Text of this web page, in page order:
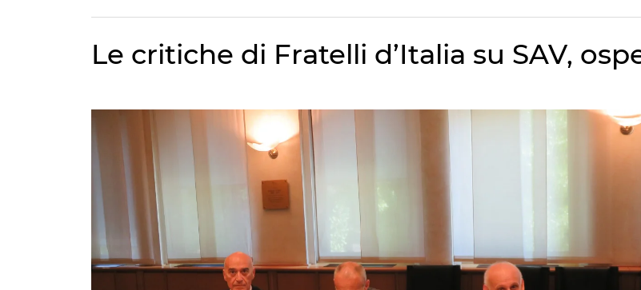
Le critiche di Fratelli d’Italia su SAV,